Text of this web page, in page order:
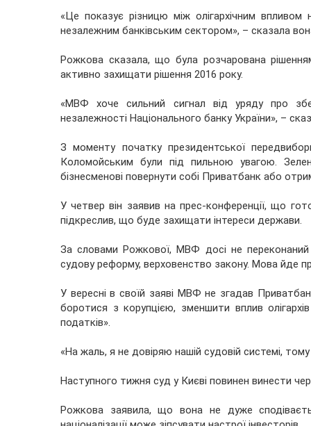
«Це показує різницю між олігархічним
незалежним банківським сектором», – сказала
Рожкова сказала, що була розчарована
активно захищати рішення 2016 року.
«МВФ хоче сильний сигнал від уряду про
незалежності Національного банку України», –
З моменту початку президентської
Коломойським були під пильною увагою.
бізнесменові повернути собі Приватбанк або
У четвер він заявив на прес-конференції, що
підкреслив, що буде захищати інтереси держави.
За словами Рожкової, МВФ досі не
судову реформу, верховенство закону. Мова йде
У вересні в своїй заяві МВФ не згадав
боротися з корупцією, зменшити вплив
податків».
«На жаль, я не довіряю нашій судовій системі,
Наступного тижня суд у Києві повинен винести
Рожкова заявила, що вона не дуже